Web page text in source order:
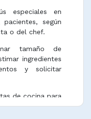
especiales en
según
o del chef.
tamaño de
ingredientes
y solicitar
de cocina para